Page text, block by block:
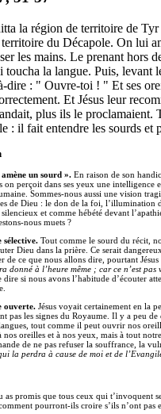
la région de territoire de
du Décapole. On lui
les mains. Le prenant hors
toucha la langue. Puis, levant
dire : " Ouvre-toi ! " Et ses
Et Jésus leur
plus ils le proclamaient.
: il fait entendre les sourds et
un sourd ». En raison de son
on perçoit dans ses yeux une intelligence
Sommes-nous aussi une vision
de Dieu : le don de la foi, l’illumination
et comme hébété devant
nous muets ?
sélective. Tout comme le sourd du récit,
Dieu dans la prière. Ce serait
de ce que nous allons dire, pourtant
donné à l’heure même ; car ce n’est
dire si nous avons l’habitude d’écouter
ouverte. Jésus voyait certainement en la
pas les signes du Royaume. Il y a peu
tout comme il peut ouvrir nos
nos oreilles et à nos yeux, mais à tout
de ne pas refuser la souffrance, la
la perdra à cause de moi et de
as promis que tous ceux qui t’invoquent
pourront-ils croire s’ils n’ont